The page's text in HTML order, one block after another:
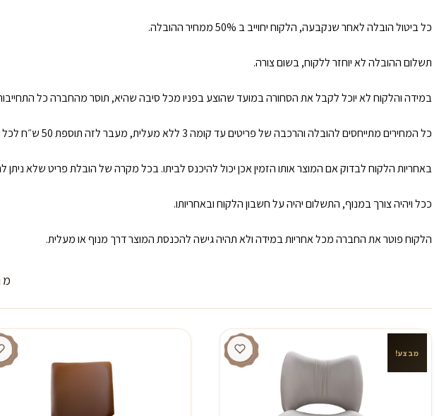
כל ביטול הובלה לאחר שנקבעה, הלקוח יחוייב ב 50% ממחיר ההובלה.
תשלום ההובלה לא יוחזר ללקוח, בשום צורה.
במידה והלקוח לא יוכל לקבל את הסחורה במועד שהוצע בפניו מכל סיבה שהיא, תוסר מהחברה כל
כל המחירים מתייחסים להובלה והרכבה של פריטים עד קומה 3 ללא מעלית, מעבר לזה תוספת 50 ש״ח לכל קומה ולכל פריט.
באחריות הלקוח לבדוק אם המוצר אותו הזמין אכן יכול להיכנס לביתו. בכל מקרה של הובלת פריט שלא
ככל ויהיה צורך במנוף, התשלום יהיה על חשבון הלקוח ובאחריותו.
הלקוח פוטר את החברה מכל אחריות במידה ולא תהיה גישה להכנסת המוצר דרך מנוף או מעלית.
מבצע!